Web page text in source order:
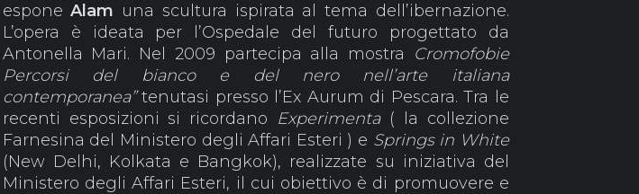
espone Alam una scultura ispirata al tema dell’ibernazione.
L’opera è ideata per l’Ospedale del futuro progettato da
Antonella Mari. Nel 2009 partecipa alla mostra Cromofobie
Percorsi del bianco e del nero nell’arte italiana
contemporanea”tenutasi presso l’Ex Aurum di Pescara. Tra le
recenti esposizioni si ricordano Experimenta( la collezione
Farnesina del Ministero degli Affari Esteri ) e Springs in White
(New Delhi, Kolkata e Bangkok), realizzate su iniziativa del
Ministero degli Affari Esteri, il cui obiettivo è di promuovere e